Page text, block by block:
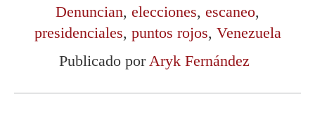
Denuncian, elecciones, escaneo,
presidenciales, puntos rojos, Venezuela
Publicado por Aryk Fernández